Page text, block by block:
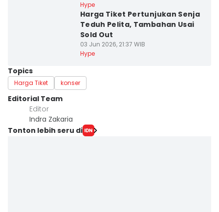
Hype
Harga Tiket Pertunjukan Senja
Teduh Pelita, Tambahan Usai
Sold Out
03 Jun 2026, 21:37 WIB
Hype
Topics
Harga Tiket konser
Editorial Team
Editor
Indra Zakaria
Tonton lebih seru di